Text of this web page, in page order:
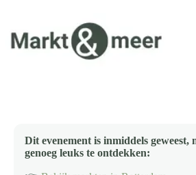
inhoud
Dit evenement is inmiddels geweest,
genoeg leuks te ontdekken: